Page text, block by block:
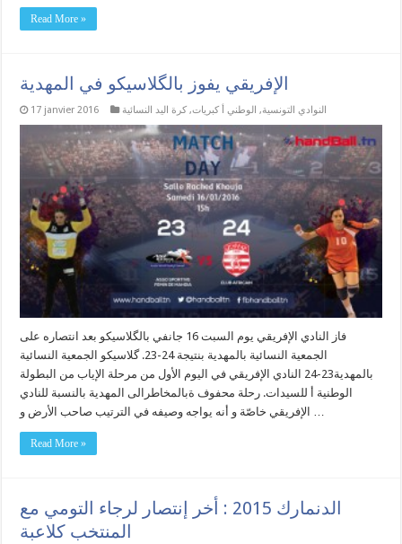
Read More »
الإفريقي يفوز بالگلاسيكو في المهدية
17 janvier 2016 النوادي التونسية, الوطني أ كبريات, كرة اليد النسائية
فاز النادي الإفريقي يوم السبت 16 جانفي بالگلاسيكو بعد انتصاره على
الجمعية النسائية بالمهدية بنتيجة 24-23. گلاسيكو الجمعية النسائية
بالمهدية23-24 النادي الإفريقي في اليوم الأول من مرحلة الإياب من البطولة
الوطنية أ للسيدات. رحلة محفوف ةبالمخاطرالى المهدية بالنسبة للنادي
Read More »
الدنمارك 2015 : أخر إنتصار لرجاء التومي مع
المنتخب كلاعبة